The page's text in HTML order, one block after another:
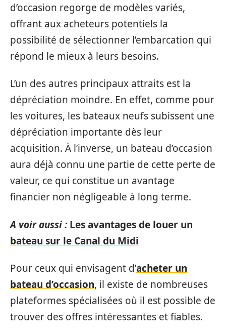
d’occasion regorge de modèles variés,
offrant aux acheteurs potentiels la
possibilité de sélectionner l’embarcation qui
répond le mieux à leurs besoins.
L’un des autres principaux attraits est la
dépréciation moindre. En effet, comme pour
les voitures, les bateaux neufs subissent une
dépréciation importante dès leur
acquisition. À l’inverse, un bateau d’occasion
aura déjà connu une partie de cette perte de
valeur, ce qui constitue un avantage
financier non négligeable à long terme.
A voir aussi : Les avantages de louer un
bateau sur le Canal du Midi
Pour ceux qui envisagent d’acheter un
bateau d’occasion, il existe de nombreuses
plateformes spécialisées où il est possible de
trouver des offres intéressantes et fiables.